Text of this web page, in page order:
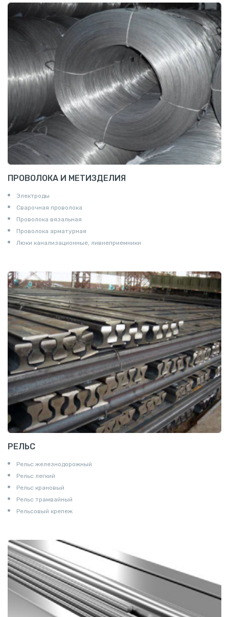
ПРОВОЛОКА И МЕТИЗДЕЛИЯ
Электроды
Сварочная проволока
Проволока вязальная
Проволока арматурная
Люки канализационные, ливнеприемники
РЕЛЬС
Рельс железнодорожный
Рельс легкий
Рельс крановый
Рельс трамвайный
Рельсовый крепеж